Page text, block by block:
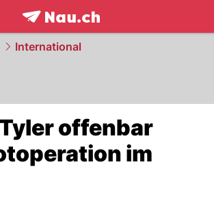
frontpage.NAU.ch
International
offenbar
im